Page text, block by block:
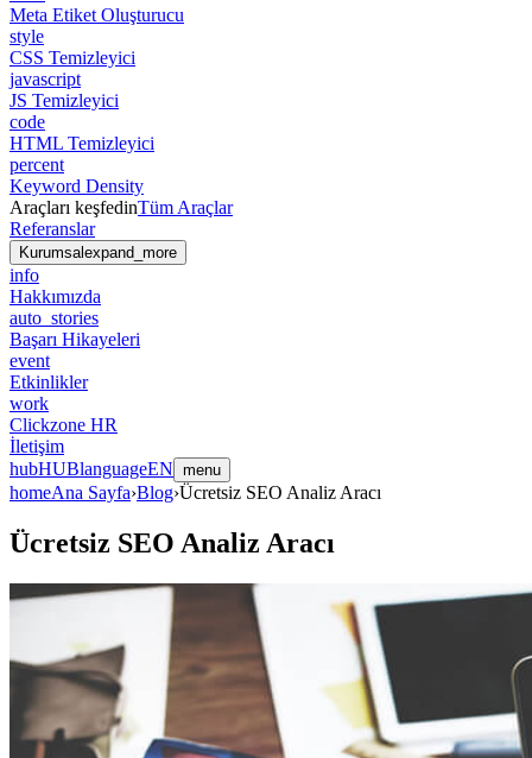
Meta Etiket Oluşturucu
style
CSS Temizleyici
javascript
JS Temizleyici
code
HTML Temizleyici
percent
Keyword Density
Araçları keşfedinTüm Araçlar
Referanslar
Kurumsalexpand_more
info
Hakkımızda
auto_stories
Başarı Hikayeleri
event
Etkinlikler
work
Clickzone HR
İletişim
hubHUBlanguageEN menu
homeAna Sayfa›Blog›Ücretsiz SEO Analiz Aracı
Ücretsiz SEO Analiz Aracı